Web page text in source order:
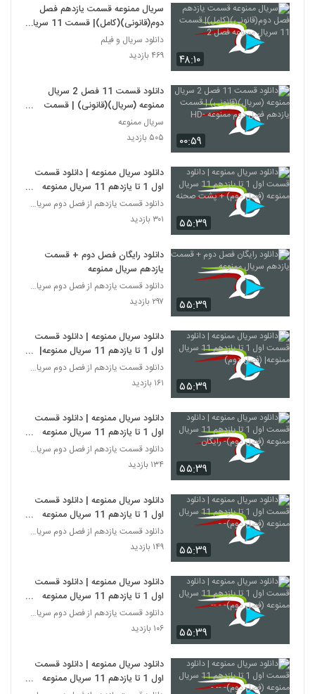
۴۸:۱۰
سریال ممنوعه قسمت یازدهم فصل
دوم(قانونی)(کامل)| قسمت 11 سریال
ممنوعه فصل 2
دانلود سریال و فیلم
۴۶۹ بازدید
۰۰:۵۹
دانلود قسمت 11 فصل 2 سریال
ممنوعه (سریال)(قانونی) | قسمت
یازدهم فصل دوم ممنوعه -HD
سریال ممنوعه
۵۰۵ بازدید
۵۵:۳۹
دانلود سریال ممنوعه | دانلود قسمت
اول 1 تا یازدهم 11 سریال ممنوعه
(فصل دوم) + پشت صحنه
دانلود قسمت یازدهم از فصل دوم سریال ممنوعه
۳۰۱ بازدید
۵۵:۳۹
دانلود رایگان فصل دوم + قسمت
یازدهم سریال ممنوعه
دانلود قسمت یازدهم از فصل دوم سریال ممنوعه
۲۹۷ بازدید
۵۵:۳۹
دانلود سریال ممنوعه | دانلود قسمت
اول 1 تا یازدهم 11 سریال ممنوعه|
(فصل دوم)
دانلود قسمت یازدهم از فصل دوم سریال ممنوعه
۱۶۱ بازدید
۵۵:۳۹
دانلود سریال ممنوعه | دانلود قسمت
اول 1 تا یازدهم 11 سریال ممنوعه
(فصل دوم)- رایگان
دانلود قسمت یازدهم از فصل دوم سریال ممنوعه
۱۳۴ بازدید
۵۵:۳۹
دانلود سریال ممنوعه | دانلود قسمت
اول 1 تا یازدهم 11 سریال ممنوعه
(فصل دوم)- -
دانلود قسمت یازدهم از فصل دوم سریال ممنوعه
۱۴۹ بازدید
۵۵:۳۹
دانلود سریال ممنوعه | دانلود قسمت
اول 1 تا یازدهم 11 سریال ممنوعه
(فصل دوم)- - --
دانلود قسمت یازدهم از فصل دوم سریال ممنوعه
۱۰۶ بازدید
دانلود سریال ممنوعه | دانلود قسمت
اول 1 تا یازدهم 11 سریال ممنوعه